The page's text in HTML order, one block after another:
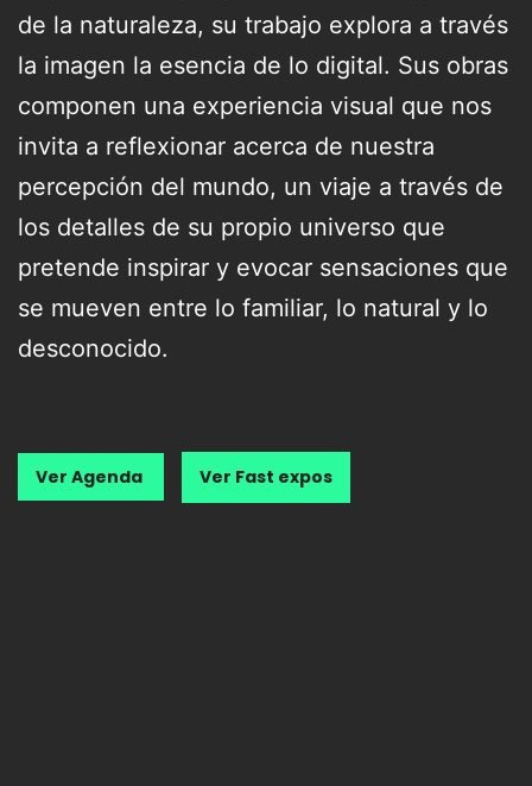
de la naturaleza, su trabajo explora a través
la imagen la esencia de lo digital. Sus obras
componen una experiencia visual que nos
invita a reflexionar acerca de nuestra
percepción del mundo, un viaje a través de
los detalles de su propio universo que
pretende inspirar y evocar sensaciones que
se mueven entre lo familiar, lo natural y lo
desconocido.
Ver Agenda Ver Fast expos